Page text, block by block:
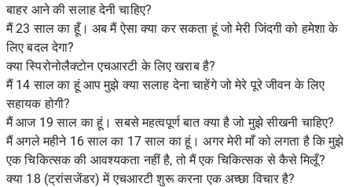
बाहर आने की सलाह देनी चाहिए?
मैं 23 साल का हूँ। अब मैं ऐसा क्या कर सकता हूं जो मेरी जिंदगी को हमेशा के
लिए बदल देगा?
क्या स्पिरोनोलैक्टोन एचआरटी के लिए खराब है?
मैं 14 साल का हूं आप मुझे क्या सलाह देना चाहेंगे जो मेरे पूरे जीवन के लिए
सहायक होगी?
मैं आज 19 साल का हूं। सबसे महत्वपूर्ण बात क्या है जो मुझे सीखनी चाहिए?
मैं अगले महीने 16 साल का 17 साल का हूं। अगर मेरी माँ को लगता है कि मुझे
एक चिकित्सक की आवश्यकता नहीं है, तो मैं एक चिकित्सक से कैसे मिलूँ?
क्या 18 (ट्रांसजेंडर) में एचआरटी शुरू करना एक अच्छा विचार है?